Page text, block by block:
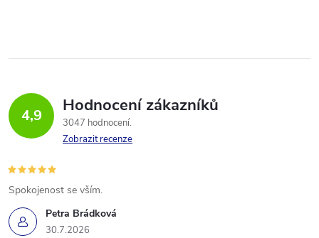
4,9 Hodnocení zákazníků
3047 hodnocení
Zobrazit recenze
Petra Brádková
30.7.2026
Spokojenost se vším.